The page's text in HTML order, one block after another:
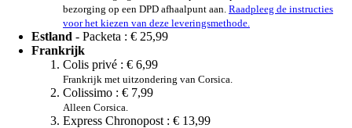
bezorging op een DPD afhaalpunt aan. Raadpleeg de instructies
voor het kiezen van deze leveringsmethode.
Estland - Packeta : € 25,99
Frankrijk
Colis privé : € 6,99
Frankrijk met uitzondering van Corsica.
Colissimo : € 7,99
Alleen Corsica.
Express Chronopost : € 13,99